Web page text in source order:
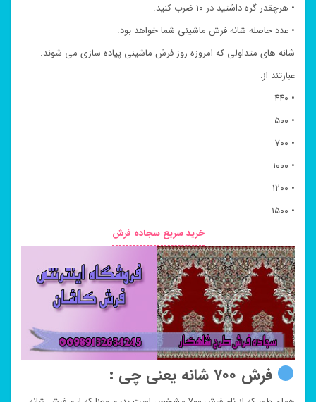
• هرچقدر گره داشتید در ۱۰ ضرب کنید.
• عدد حاصله شانه فرش ماشینی شما خواهد بود.
شانه های متداولی که امروزه روز فرش ماشینی پیاده سازی می شوند.
عبارتند از:
• ۴۴۰
• ۵۰۰
• ۷۰۰
• ۱۰۰۰
• ۱۲۰۰
• ۱۵۰۰
خرید سریع سجاده فرش
فرش ۷۰۰ شانه یعنی چی :